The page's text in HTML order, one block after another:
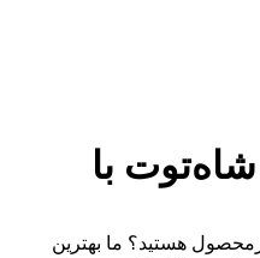
با
هستید؟ ما بهترین